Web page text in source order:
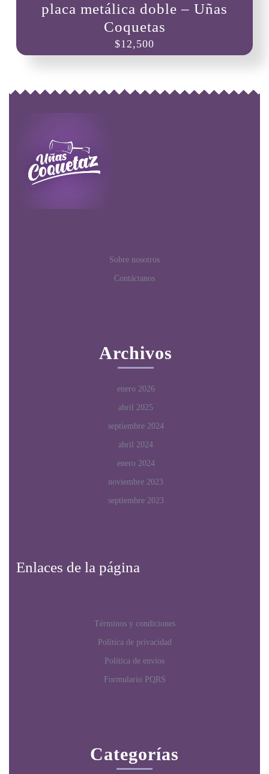
placa metálica doble – Uñas
Coquetas
$12,500
Sobre nosotros
Contáctanos
Archivos
enero 2026
abril 2025
septiembre 2024
abril 2024
enero 2024
noviembre 2023
septiembre 2023
Enlaces de la página
Términos y condiciones
Política de privacidad
Política de envíos
Formulario PQRS
Categorías